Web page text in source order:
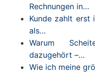
Rechnungen in…
Kunde zahlt erst
als…
Warum
dazugehört –…
Wie ich meine